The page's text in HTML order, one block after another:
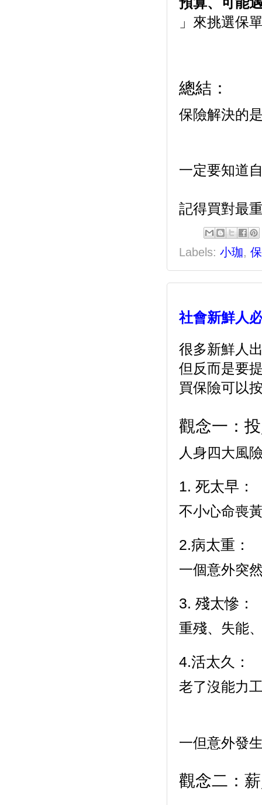
」來挑選保
總結：
保險解決的
一定要知道
記得買對最
Labels: 小珈,
社會新鮮人
很多新鮮人
但反而是要
買保險可以
觀念一：
人身四大風
1. 死太早：
不小心命喪
2.病太重：
一個意外突
3. 殘太慘：
重殘、失能
4.活太久：
老了沒能力
一但意外發
觀念二：